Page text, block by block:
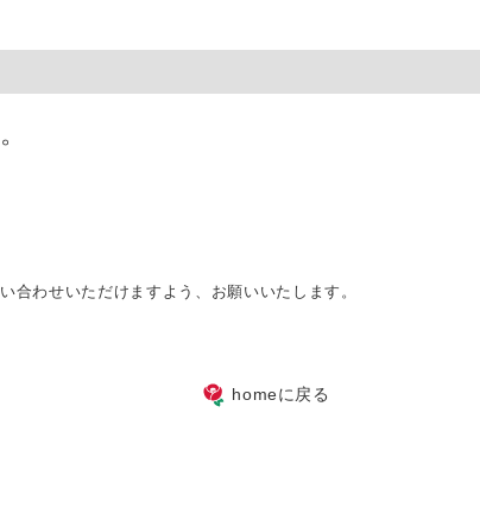
合わせいただけますよう、お願いいたします。
homeに戻る